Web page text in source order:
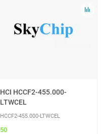
HCI HCCF2-455.000-
LTWCEL
HCCF2-455.000-LTWCEL
50